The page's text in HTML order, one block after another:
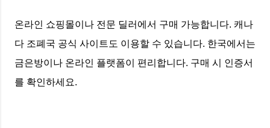
온라인 쇼핑몰이나 전문 딜러에서 구매 가능합니다. 캐나
다 조폐국 공식 사이트도 이용할 수 있습니다. 한국에서는
금은방이나 온라인 플랫폼이 편리합니다. 구매 시 인증서
를 확인하세요.